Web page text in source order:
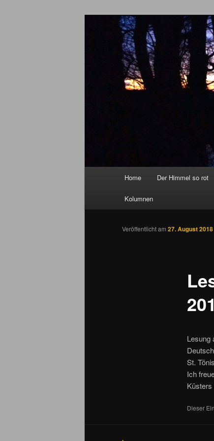
Marion
Home Der Himmel so rot
Kolumnen
Veröffentlicht am 27. August 2018
Lesung
St.
Ich
Dieser